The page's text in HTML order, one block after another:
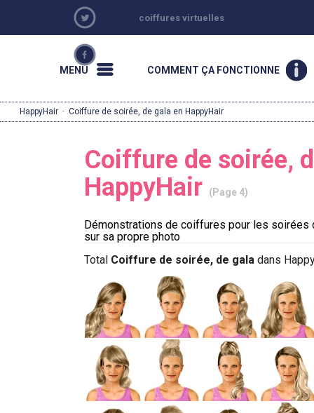
coiffures virtuelles
MENU COMMENT ÇA FONCTIONNE
HappyHair · Coiffure de soirée, de gala en HappyHair
Coiffure de soirée,
HappyHair
(Page 4)
Démonstrations de coiffures pour les soirées
sur sa propre photo
Total Coiffure de soirée, de gala dans